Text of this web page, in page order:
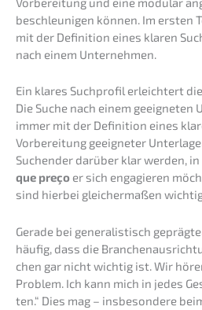
beschleu­ni­gen können. Im ersten
mit der Defini­ti­on eines klaren
nach einem Unternehmen.
Ein klares Suchpro­fil erleich­tert
Die Suche nach einem
immer mit der Defini­ti­on eines
Vorbe­rei­tung geeig­ne­ter
Suchen­der darüber klar werden, in
que preço er sich engagie­ren
sind hierbei gleicher­ma­ßen
Gerade bei genera­lis­tisch
häufig, dass die
chen gar nicht wichtig ist. Wir
Problem. Ich kann mich in jedes
ten.“ Dies mag – insbe­son­de­re